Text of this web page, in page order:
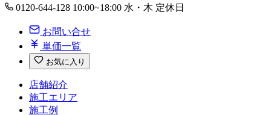
0120-644-128 10:00~18:00 水・木 定休日
お問い合せ
単価一覧
お気に入り
店舗紹介
施工エリア
施工例